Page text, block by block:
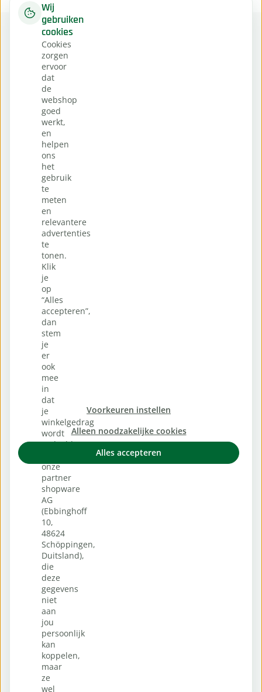
Wij
gebruiken
cookies
Cookies
zorgen
ervoor
dat
de
webshop
goed
werkt,
en
helpen
ons
het
gebruik
te
meten
en
relevantere
advertenties
te
tonen.
Klik
je
op
“Alles
accepteren”,
dan
stem
je
er
ook
mee
in
dat
je
winkelgedrag
wordt
gedeeld
onze
partner
shopware
AG
(Ebbinghoff
10,
48624
Schöppingen,
Duitsland),
die
deze
gegevens
niet
aan
jou
persoonlijk
kan
koppelen,
maar
ze
wel
Voorkeuren instellen
Alleen noodzakelijke cookies
Alles accepteren